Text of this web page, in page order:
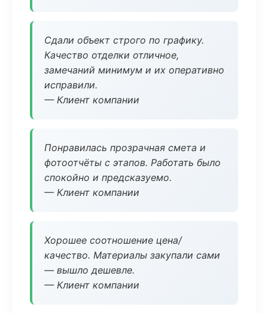
Сдали объект строго по графику.
Качество отделки отличное,
замечаний минимум и их оперативно
исправили.
— Клиент компании
Понравилась прозрачная смета и
фотоотчёты с этапов. Работать было
спокойно и предсказуемо.
— Клиент компании
Хорошее соотношение цена/
качество. Материалы закупали сами
— вышло дешевле.
— Клиент компании